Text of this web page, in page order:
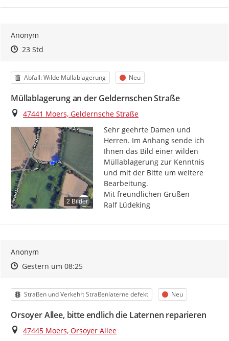
Anonym
Zeitpunkt des Erstellens
Zeitpunkt des Erstellens
23 StdZur Äußerung
Kategorie
Abfall: Wilde Müllablagerung Status
Neu
Müllablagerung an der Geldernschen Straße
Ort
47441 Moers, Geldernsche Straße
2 Bilder
Sehr geehrte Damen und
Herren. Im Anhang sende ich
Ihnen das Bild einer wilden
Müllablagerung zur Kenntnis
und mit der Bitte um weitere
Bearbeitung.
Mit freundlichen Grüßen
Ralf Lüdeking
Anonym
Zeitpunkt des Erstellens
Zeitpunkt des Erstellens
Gestern um 08:25Zur Äußerung
Kategorie
Straßen und Verkehr: Straßenlaterne defekt Status
Neu
Orsoyer Allee, bitte endlich die Laternen reparieren
Ort
47445 Moers, Orsoyer Allee